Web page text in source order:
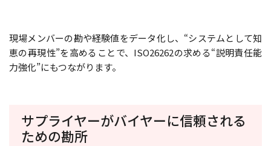
現場メンバーの勘や経験値をデータ化し、“システムとして知
恵の再現性”を高めることで、ISO26262の求める“説明責任能
力強化”にもつながります。
サプライヤーがバイヤーに信頼される
ための勘所